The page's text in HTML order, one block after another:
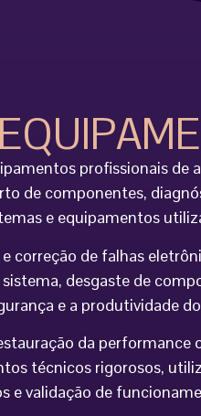
profissionais
de componentes,
e equipamentos
correção de falhas
desgaste de
e a produtividade
da
técnicos rigorosos,
e validação de